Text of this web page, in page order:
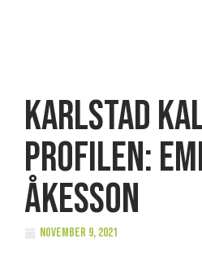
Karlstad
profilen:
Åkesson
november 9, 2021